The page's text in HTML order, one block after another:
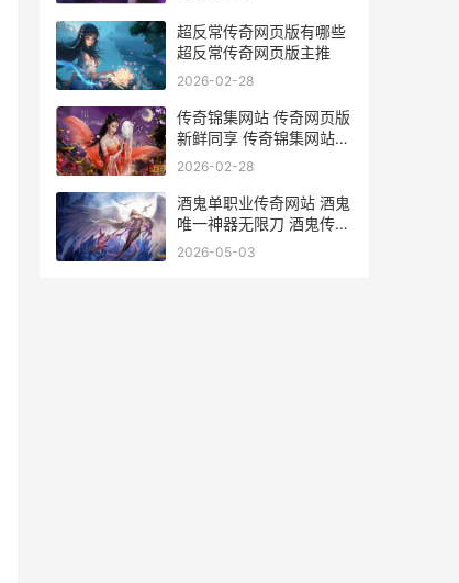
超反常传奇网页版有哪些
超反常传奇网页版主推
2026-02-28
传奇锦集网站 传奇网页版
新鲜同享 传奇锦集网站官
网
2026-02-28
酒鬼单职业传奇网站 酒鬼
唯一神器无限刀 酒鬼传奇
打终极方法
2026-05-03